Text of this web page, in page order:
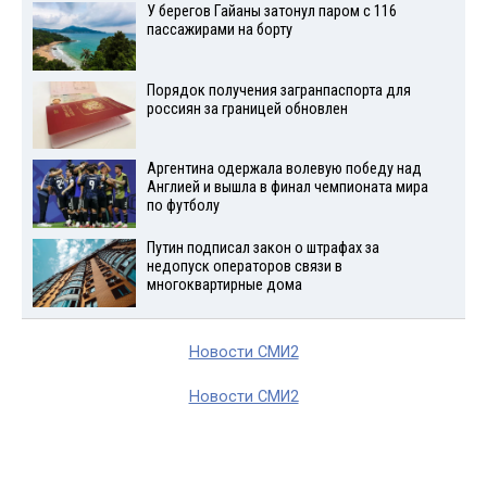
У берегов Гайаны затонул паром с 116
пассажирами на борту
Порядок получения загранпаспорта для
россиян за границей обновлен
Аргентина одержала волевую победу над
Англией и вышла в финал чемпионата мира
по футболу
Путин подписал закон о штрафах за
недопуск операторов связи в
многоквартирные дома
Новости СМИ2
Новости СМИ2